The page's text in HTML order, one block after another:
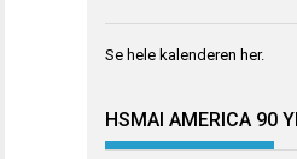
Se hele kalenderen her.
HSMAI AMERICA 90